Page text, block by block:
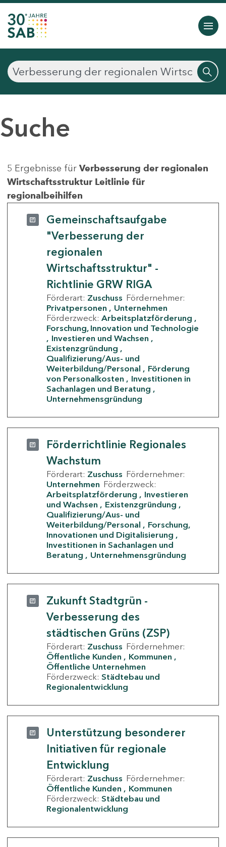
Suche
5 Ergebnisse für Verbesserung der regionalen
Wirtschaftsstruktur Leitlinie für
regionalbeihilfen
Gemeinschaftsaufgabe
"Verbesserung der
regionalen
Wirtschaftsstruktur" -
Richtlinie GRW RIGA
Förderart: Zuschuss Fördernehmer:
Privatpersonen
Unternehmen
Förderzweck: Arbeitsplatzförderung
Forschung, Innovation und Technologie
Investieren und Wachsen
Existenzgründung
Qualifizierung/Aus- und
Weiterbildung/Personal
Förderung
von Personalkosten
Investitionen in
Sachanlagen und Beratung
Unternehmensgründung
Förderrichtlinie Regionales
Wachstum
Förderart: Zuschuss Fördernehmer:
Unternehmen Förderzweck:
Arbeitsplatzförderung
Investieren
und Wachsen
Existenzgründung
Qualifizierung/Aus- und
Weiterbildung/Personal
Forschung,
Innovationen und Digitalisierung
Investitionen in Sachanlagen und
Beratung
Unternehmensgründung
Zukunft Stadtgrün -
Verbesserung des
städtischen Grüns (ZSP)
Förderart: Zuschuss Fördernehmer:
Öffentliche Kunden
Kommunen
Öffentliche Unternehmen
Förderzweck: Städtebau und
Regionalentwicklung
Unterstützung besonderer
Initiativen für regionale
Entwicklung
Förderart: Zuschuss Fördernehmer:
Öffentliche Kunden
Kommunen
Förderzweck: Städtebau und
Regionalentwicklung